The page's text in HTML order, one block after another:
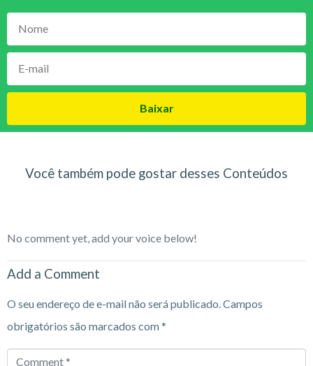
Baixar
Você também pode gostar desses Conteúdos
No comment yet, add your voice below!
Add a Comment
O seu endereço de e-mail não será publicado. Campos
obrigatórios são marcados com*
Comment